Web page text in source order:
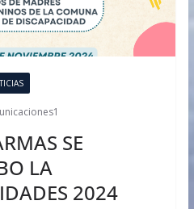
SE
LA
2024